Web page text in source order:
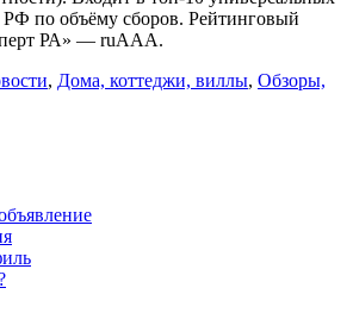
по объёму сборов. Рейтинговый
РА» — ruAAА.
, Дома, коттеджи, виллы, Обзоры,